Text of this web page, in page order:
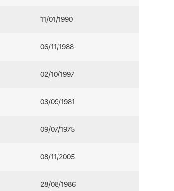
11/01/1990
06/11/1988
02/10/1997
03/09/1981
09/07/1975
08/11/2005
28/08/1986